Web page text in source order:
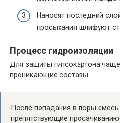
Наносят последний
просыхания шлифуют
Процесс гидроизоляции
Для защиты гипсокартона
проникающие составы.
После попадания в поры смесь
препятствующие просачиванию